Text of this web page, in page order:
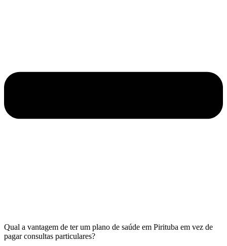
Qual a vantagem de ter um plano de saúde em Pirituba em vez de
pagar consultas particulares?